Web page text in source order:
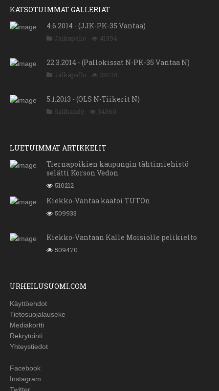
KATSOTUIMMAT GALLERIAT
4.6.2014 - (JJK-PK-35 Vantaa)
Jalkapallo 41394
22.3.2014 - (Pallokissat N-PK-35 Vantaa N)
Jalkapallo 38710
5.1.2013 - (OLS N-Tiikerit N)
Salibandy 34360
LUETUIMMAT ARTIKKELIT
Tiernapoikien kaupungin tähtimiehistö
selätti Korson Vedon
510212
Kiekko-Vantaa kaatoi TUTOn
509933
Kiekko-Vantaan Kalle Moisiolle pelikielto
509470
URHEILUSUOMI.COM
Käyttöehdot
Tietosuojalauseke
Mediakortti
Rekrytointi
Yhteystiedot
Facebook
Instagram